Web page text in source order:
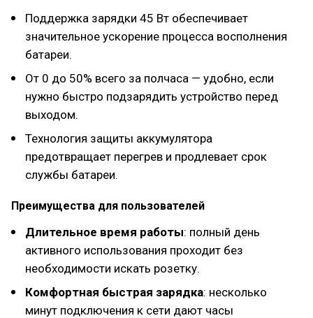
Поддержка зарядки 45 Вт обеспечивает
значительное ускорение процесса восполнения
батареи.
От 0 до 50% всего за полчаса — удобно, если
нужно быстро подзарядить устройство перед
выходом.
Технология защиты аккумулятора
предотвращает перегрев и продлевает срок
службы батареи.
Преимущества для пользователей
Длительное время работы: полный день
активного использования проходит без
необходимости искать розетку.
Комфортная быстрая зарядка: несколько
минут подключения к сети дают часы